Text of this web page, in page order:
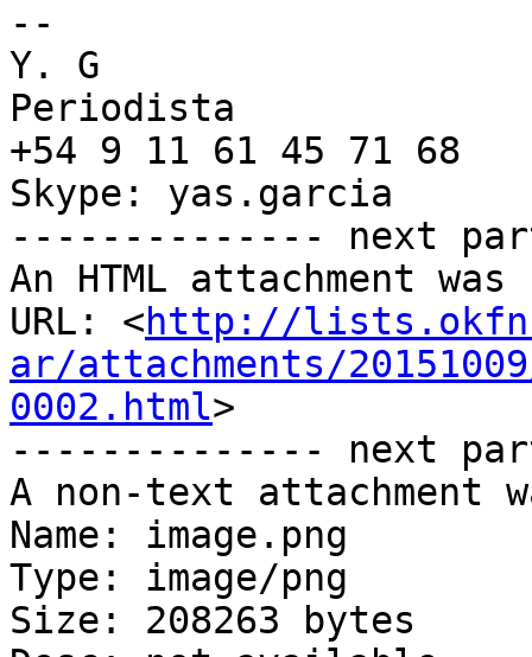
--
Y. G
Periodista
+54 9 11 61 45 71 68
Skype: yas.garcia
-------------- next
An HTML attachment
URL: <http://
ar/attachments/
0002.html>
-------------- next
A non-text attachment
Name: image.png
Type: image/png
Size: 208263 bytes